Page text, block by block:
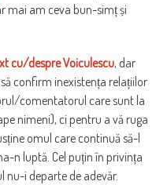
mai am ceva bun-simț și
cu/despre Voiculescu, dar
confirm inexistența relațiilor
comentatorul care sunt la
nimeni), ci pentru a vă ruga
omul care continuă să-l
n luptă. Cel puțin în privința
nu-i departe de adevăr.